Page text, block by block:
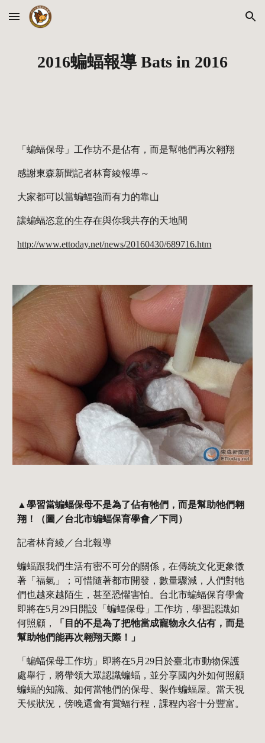
Skip to main content Skip to navigation
2016蝙蝠報導 Bats in 2016
「蝙蝠保母」工作坊不是佔有，而是幫牠們再次翱翔
感謝東森新聞記者林育綾報導～
大家都可以當蝙蝠強而有力的靠山
讓蝙蝠恣意的生存在與你我共存的天地間
http://www.ettoday.net/news/20160430/689716.htm
▲學習當蝙蝠保母不是為了佔有牠們，而是幫助牠們翱
翔！（圖／台北市蝙蝠保育學會／下同）
記者林育綾／台北報導
蝙蝠跟我們生活有密不可分的關係，在傳統文化更象徵
著「福氣」；可惜隨著都市開發，數量驟減，人們對牠
們也越來越陌生，甚至恐懼害怕。台北市蝙蝠保育學會
即將在5月29日開設「蝙蝠保母」工作坊，學習認識如
何照顧，
「目的不是為了把牠當成寵物永久佔有，而是
幫助牠們能再次翱翔天際！」
「蝙蝠保母工作坊」即將在5月29日於臺北市動物保護
處舉行，將帶領大眾認識蝙蝠，並分享國內外如何照顧
蝙蝠的知識、如何當牠們的保母、製作蝙蝠屋。當天視
天候狀況，傍晚還會有賞蝠行程，課程內容十分豐富。